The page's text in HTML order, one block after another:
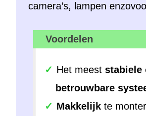
camera’s, lampen
Voordelen
Het meeststabiele
betrouwbare
Makkelijkte